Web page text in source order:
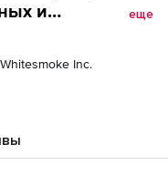
и
еще
Inc.